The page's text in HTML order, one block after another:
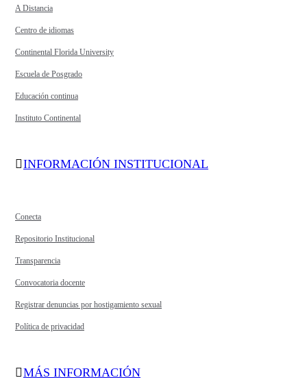
A Distancia
Centro de idiomas
Continental Florida University
Escuela de Posgrado
Educación continua
Instituto Continental
INFORMACIÓN INSTITUCIONAL
Conecta
Repositorio Institucional
Transparencia
Convocatoria docente
Registrar denuncias por hostigamiento sexual
Política de privacidad
MÁS INFORMACIÓN